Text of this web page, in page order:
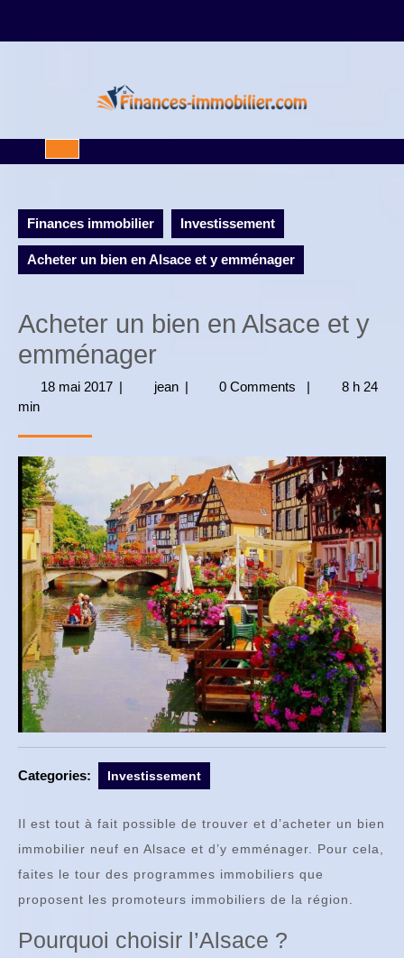
Open
Button
Finances immobilier Investissement
Acheter un bien en Alsace et y emménager
Acheter un bien en Alsace et y
emménager
18 mai 2017 18
| jean jean
| 0 Comments |
8 h 24
min
Categories: Investissement
Il est tout à fait possible de trouver et d’acheter un bien
immobilier neuf en Alsace et d’y emménager. Pour cela,
faites le tour des programmes immobiliers que
proposent les promoteurs immobiliers de la région.
Pourquoi choisir l’Alsace ?